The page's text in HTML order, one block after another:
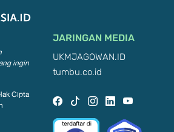
ingin
Cipta
JARINGAN MEDIA
UKMJAGOWAN.ID
tumbu.co.id